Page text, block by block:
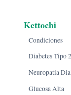
Kettochi
Condiciones
Diabetes Tipo 2
Neuropatía
Glucosa Alta